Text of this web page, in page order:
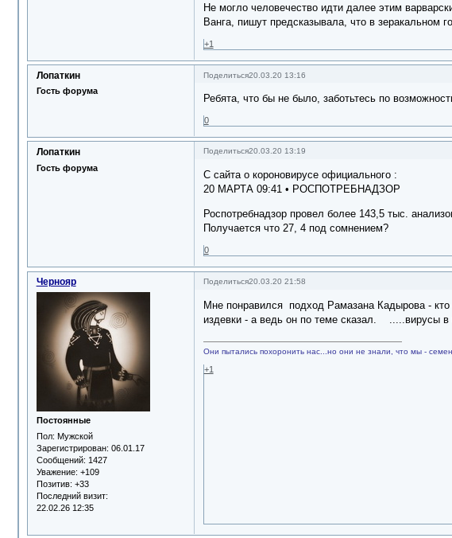
Не могло человечество идти далее этим
Ванга, пишут предсказывала, что в зеракальном
+1
Поделиться20.03.20 13:16
Лопаткин
Гость форума
Ребята, что бы не было, заботьтесь по
0
Поделиться20.03.20 13:19
Лопаткин
Гость форума
С сайта о короновирусе официального :
20 МАРТА 09:41 • РОСПОТРЕБНАДЗОР
Роспотребнадзор провел более 143,5 тыс.
Получается что 27, 4 под сомнением?
0
Поделиться20.03.20 21:58
Чернояр
Постоянные
Пол: Мужской
Зарегистрирован: 06.01.17
Сообщений: 1427
Уважение: +109
Позитив: +33
Последний визит:
22.02.26 12:35
Мне понравился подход Рамазана Кадырова -
издевки - а ведь он по теме сказал. .....вирусы в
Они пытались похоронить нас...но они не знали, что мы -
+1